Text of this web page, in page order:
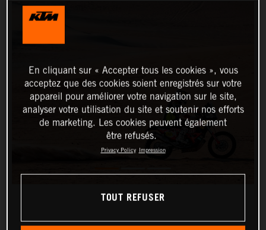
En cliquant sur « Accepter tous les cookies », vous
acceptez que des cookies soient enregistrés sur votre
appareil pour améliorer votre navigation sur le site,
analyser votre utilisation du site et soutenir nos efforts
de marketing. Les cookies peuvent également
être refusés.
Privacy Policy Impression
TOUT REFUSER